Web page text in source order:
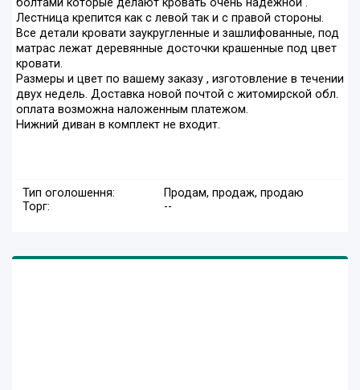
болтами которые делают кровать очень надежной .
Лестница крепится как с левой так и с правой стороны.
Все детали кровати заукругленные и зашлифованные, под
матрас лежат деревянные досточки крашенные под цвет
кровати.
Размеры и цвет по вашему заказу , изготовление в течении
двух недель. Доставка новой почтой с житомирской обл.
оплата возможна наложенным платежом.
Нижний диван в комплект не входит.
Тип оголошення:
Продам, продаж, продаю
Торг:
--